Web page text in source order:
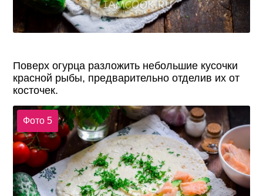
Поверх огурца разложить небольшие кусочки
красной рыбы, предварительно отделив их от
косточек.
Фото 5